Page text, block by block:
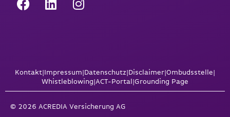
Kontakt|Impressum|Datenschutz|Disclaimer|Ombudsstelle|
Whistleblowing|ACT-Portal|Grounding Page
© 2026 ACREDIA Versicherung AG